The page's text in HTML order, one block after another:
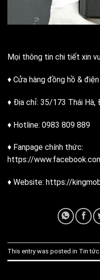
Mọi thông tin chi tiết xin
♦ Cửa hàng đồng hồ &
♦ Địa chỉ: 35/173 Thái Hà,
♦ Hotline: 0983 809 889
♦ Fanpage chính thức:
https://
♦ Website: https://
This entry was posted in Tin tức